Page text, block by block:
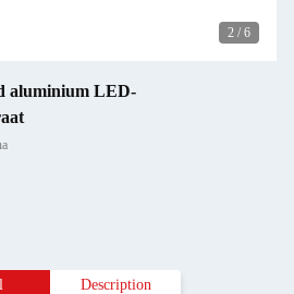
3 / 6
aluminium LED-
Description